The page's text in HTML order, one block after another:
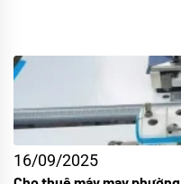
16/09/2025